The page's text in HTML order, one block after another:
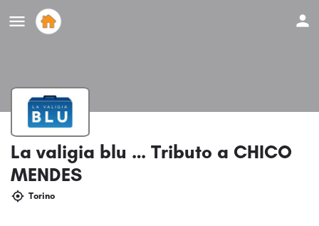
La valigia blu … Tributo a CHICO
MENDES
Torino